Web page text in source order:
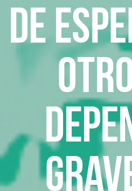
de